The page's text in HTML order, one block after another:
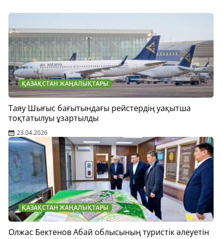
ҚАЗАҚСТАН ЖАҢАЛЫҚТАРЫ
Таяу Шығыс бағытындағы рейстердің уақытша
тоқтатылуы ұзартылды
23.04.2026
ҚАЗАҚСТАН ЖАҢАЛЫҚТАРЫ
Олжас Бектенов Абай облысының туристік әлеуетін